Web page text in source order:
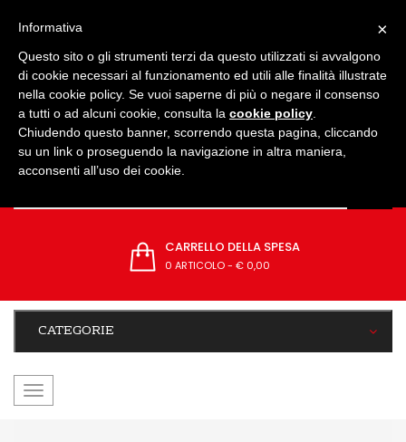
CARRELLO DELLA SPESA
0 ARTICOLO- € 0,00
CATEGORIE
navigazione
×
Informativa
Questo sito o gli strumenti terzi da questo utilizzati si avvalgono
di cookie necessari al funzionamento ed utili alle finalità illustrate
nella cookie policy. Se vuoi saperne di più o negare il consenso
a tutti o ad alcuni cookie, consulta la cookie policy
Chiudendo questo banner, scorrendo questa pagina, cliccando
su un link o proseguendo la navigazione in altra maniera,
acconsenti all’uso dei cookie.